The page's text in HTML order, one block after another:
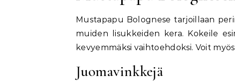
Mustapapu Bolognese tarjoillaan
muiden lisukkeiden kera. Kokeile
kevyemmäksi vaihtoehdoksi. Voit
Juomavinkkejä